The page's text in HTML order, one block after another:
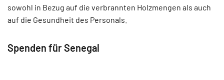
sowohl in Bezug auf die verbrannten Holzmengen als auch
auf die Gesundheit des Personals.
Spenden für Senegal